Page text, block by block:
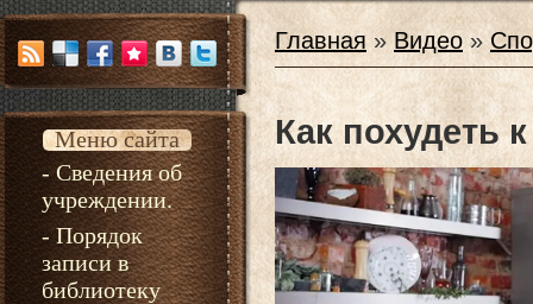
Меню сайта
- Сведения об
учреждении.
- Порядок
записи в
библиотеку
Главная »Видео »
Как похудеть